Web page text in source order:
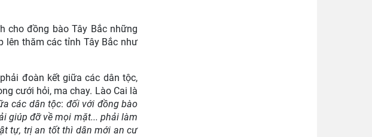
cho đồng bào Tây Bắc những
lên thăm các tỉnh Tây Bắc như
đoàn kết giữa các dân tộc,
cưới hỏi, ma chay. Lào Cai là
các dân tộc: đối với đồng bào
giúp đỡ về mọi mặt... phải làm
tự, trị an tốt thì dân mới an cư